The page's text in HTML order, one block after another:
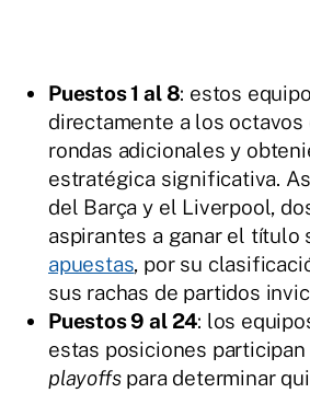
Puestos 1 al 8: estos
directamente a los
rondas adicionales y
estratégica significativa.
del Barça y el Liverpool,
aspirantes a ganar el título
apuestas, por su
sus rachas de partidos
Puestos 9 al 24: los
estas posiciones participan
playoffs para determinar